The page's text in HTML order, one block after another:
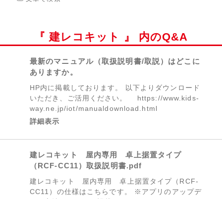
『 建レコキット 』 内のQ&A
最新のマニュアル（取扱説明書/取説）はどこに
ありますか。
HP内に掲載しております。 以下よりダウンロード
いただき、ご活用ください。 https://www.kids-
way.ne.jp/iot/manualdownload.html
詳細表示
建レコキット 屋内専用 卓上据置タイプ
（RCF-CC11）取扱説明書.pdf
建レコキット 屋内専用 卓上据置タイプ（RCF-
CC11）の仕様はこちらです。 ※アプリのアップデ